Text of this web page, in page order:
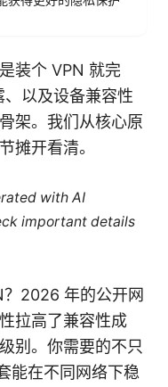
装个 VPN 就完
以及设备兼容性
架。我们从核心原
摊开看清。
with AI
important details
2026 年的公开网
拉高了兼容性成
别。你需要的不只
能在不同网络下稳